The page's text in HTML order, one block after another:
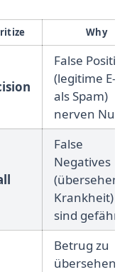
Why
False
(legitime E-
als Spam)
nerven
False
Negatives
(übersehene
Krankheit)
sind
Betrug zu
übersehen ist